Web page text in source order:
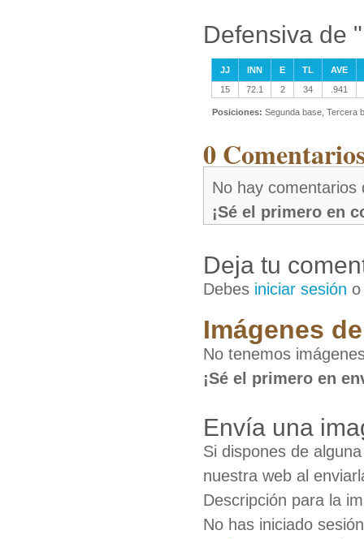
Defensiva de
JJ INN E TL
AVE
15
72.1 2 34 .941
Posiciones: Segunda base, Tercera
0
No hay comentarios
¡Sé el primero en
Deja tu
Debes iniciar sesión
Imágenes
No tenemos
¡Sé el primero en
Envía una
Si dispones de
nuestra web al
Descripción para la
No has iniciado